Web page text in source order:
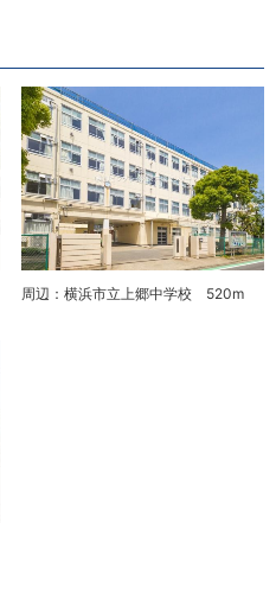
周辺：横浜市立上郷中学校 520m